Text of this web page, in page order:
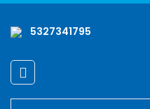
5327341795